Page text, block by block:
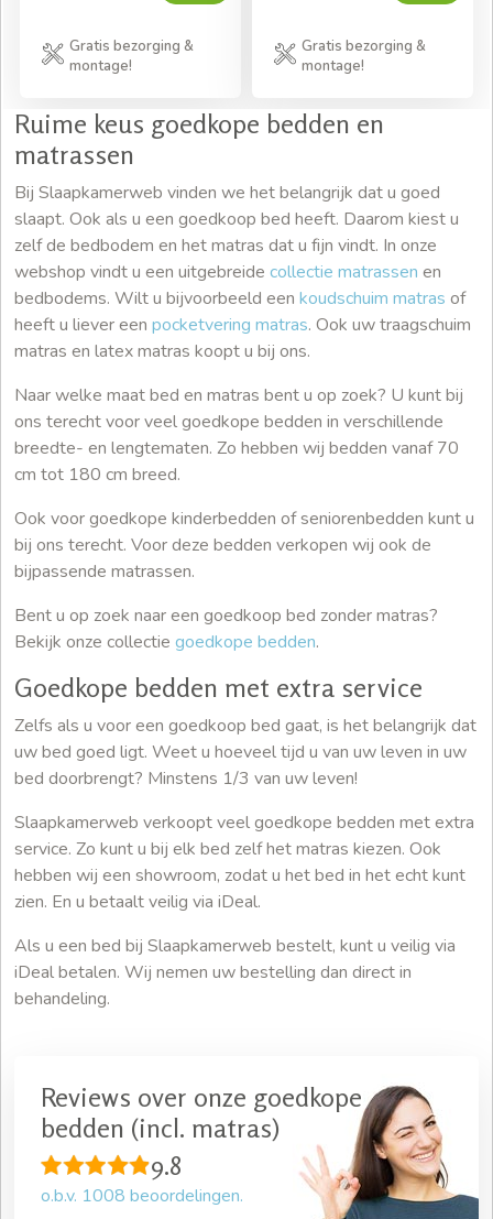
Gratis bezorging &
montage!
Gratis bezorging &
montage!
Ruime keus goedkope bedden en
matrassen
Bij Slaapkamerweb vinden we het belangrijk dat u goed
slaapt. Ook als u een goedkoop bed heeft. Daarom kiest u
zelf de bedbodem en het matras dat u fijn vindt. In onze
webshop vindt u een uitgebreide collectie matrassen en
bedbodems. Wilt u bijvoorbeeld een koudschuim matras of
heeft u liever een pocketvering matras. Ook uw traagschuim
matras en latex matras koopt u bij ons.
Naar welke maat bed en matras bent u op zoek? U kunt bij
ons terecht voor veel goedkope bedden in verschillende
breedte- en lengtematen. Zo hebben wij bedden vanaf 70
cm tot 180 cm breed.
Ook voor goedkope kinderbedden of seniorenbedden kunt u
bij ons terecht. Voor deze bedden verkopen wij ook de
bijpassende matrassen.
Bent u op zoek naar een goedkoop bed zonder matras?
Bekijk onze collectie goedkope bedden.
Goedkope bedden met extra service
Zelfs als u voor een goedkoop bed gaat, is het belangrijk dat
uw bed goed ligt. Weet u hoeveel tijd u van uw leven in uw
bed doorbrengt? Minstens 1/3 van uw leven!
Slaapkamerweb verkoopt veel goedkope bedden met extra
service. Zo kunt u bij elk bed zelf het matras kiezen. Ook
hebben wij een showroom, zodat u het bed in het echt kunt
zien. En u betaalt veilig via iDeal.
Als u een bed bij Slaapkamerweb bestelt, kunt u veilig via
iDeal betalen. Wij nemen uw bestelling dan direct in
behandeling.
Reviews over onze goedkope
bedden (incl. matras)
9.8
o.b.v. 1008 beoordelingen.